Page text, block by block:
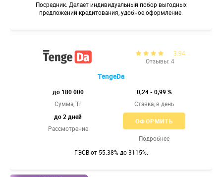
Посредник. Делает индивидуальный побор выгодных
предложений кредитования, удобное оформление.
3.94
Отзывы: 4
TengeDa
до 180 000
Сумма, Tr
0,24 - 0,99 %
Ставка, в день
до 2 дней
Рассмотрение
ОФОРМИТЬ
Подробнее
ГЭСВ от 55.38% до 3115%.